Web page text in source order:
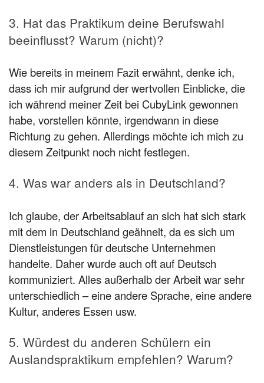
3. Hat das Praktikum deine Berufswahl
beeinflusst? Warum (nicht)?
Wie bereits in meinem Fazit erwähnt, denke ich,
dass ich mir aufgrund der wertvollen Einblicke, die
ich während meiner Zeit bei CubyLink gewonnen
habe, vorstellen könnte, irgendwann in diese
Richtung zu gehen. Allerdings möchte ich mich zu
diesem Zeitpunkt noch nicht festlegen.
4. Was war anders als in Deutschland?
Ich glaube, der Arbeitsablauf an sich hat sich stark
mit dem in Deutschland geähnelt, da es sich um
Dienstleistungen für deutsche Unternehmen
handelte. Daher wurde auch oft auf Deutsch
kommuniziert. Alles außerhalb der Arbeit war sehr
unterschiedlich – eine andere Sprache, eine andere
Kultur, anderes Essen usw.
5. Würdest du anderen Schülern ein
Auslandspraktikum empfehlen? Warum?